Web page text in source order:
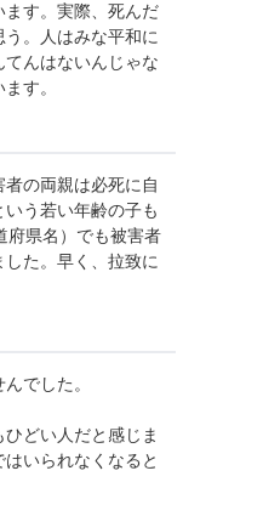
ます。実際、死んだ
。人はみな平和に
んはないんじゃな
す。
の両親は必死に自
う若い年齢の子も
府県名）でも被害者
た。早く、拉致に
でした。
どい人だと感じま
いられなくなると